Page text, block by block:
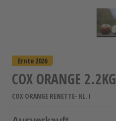
Ernte 2026
COX ORANGE 2.2KG
COX ORANGE RENETTE- KL. I